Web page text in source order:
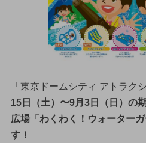
「東京ドームシティ アトラク
15日（土）〜9月3日（日）の
広場「わくわく！ウォーター
す！